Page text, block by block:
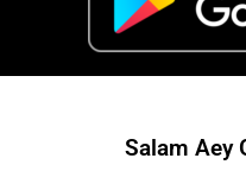
Salam Aey